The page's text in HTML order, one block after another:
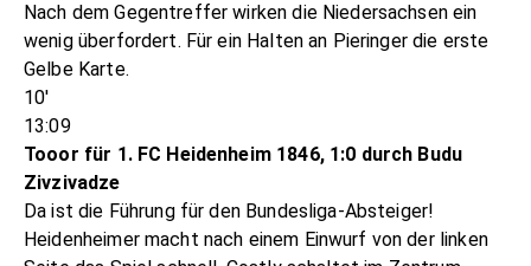
Nach dem Gegentreffer wirken die Niedersachsen ein
wenig überfordert. Für ein Halten an Pieringer die erste
Gelbe Karte.
10'
13:09
Tooor für 1. FC Heidenheim 1846, 1:0 durch Budu
Zivzivadze
Da ist die Führung für den Bundesliga-Absteiger!
Heidenheimer macht nach einem Einwurf von der linken